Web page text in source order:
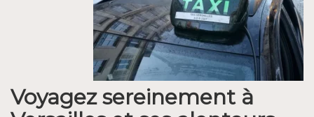
Voyagez sereinement à